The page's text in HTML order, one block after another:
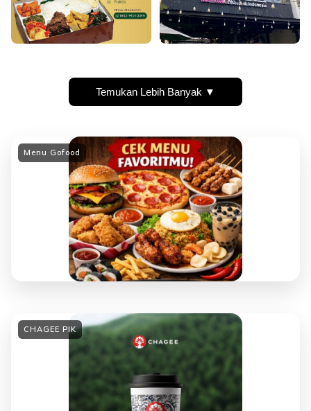
Temukan Lebih Banyak ▼
Menu Gofood
CHAGEE PIK